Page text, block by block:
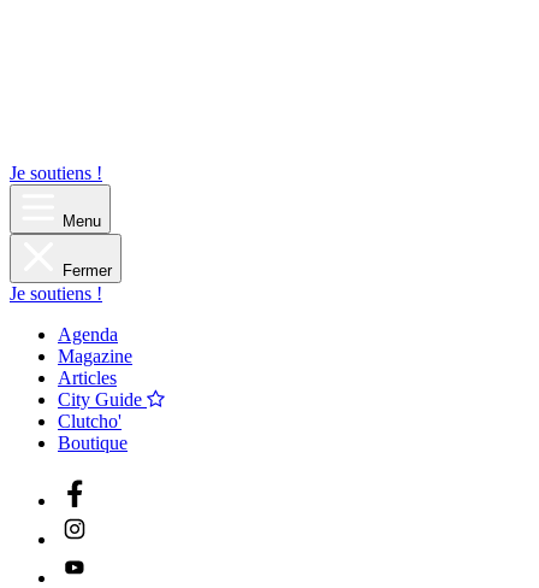
Je soutiens !
Menu
Fermer
Je soutiens !
Agenda
Magazine
Articles
City Guide
Clutcho'
Boutique